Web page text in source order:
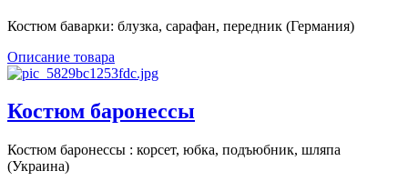
Костюм баварки: блузка, сарафан, передник (Германия)
Описание товара
Костюм баронессы
Костюм баронессы : корсет, юбка, подъюбник, шляпа
(Украина)